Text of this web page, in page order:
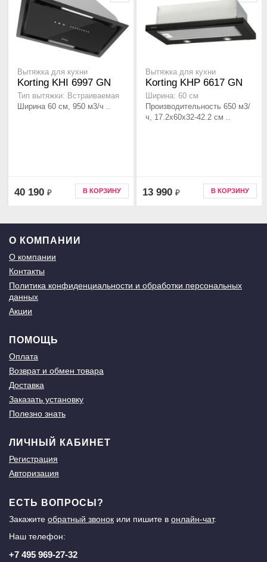
Вытяжка для кухни
Korting KHI 6997 GN
Тип вытяжки: Встраиваемая
Ширина 60 см, 950 м3/ч ..
40 190 ₽ В КОРЗИНУ
Вытяжка для кухни
Korting KHP 6617 GN
Ширина: 60 см
Производительность 650 м3/
ч, 17.2x60х32-42.2 см ..
13 990 ₽ В КОРЗИНУ
О КОМПАНИИ
О компании
Контакты
Политика конфиденциальности и обработки персональных
данных
Акции
ПОМОЩЬ
Оплата
Возврат и обмен товара
Доставка
Заказать установку
Полезно знать
ЛИЧНЫЙ КАБИНЕТ
Регистрация
Авторизация
ЕСТЬ ВОПРОСЫ?
Закажите обратный звонок или пишите в онлайн-чат.
Наш телефон:
+7 495 969-27-32